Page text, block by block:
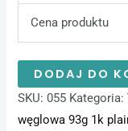
Cena produktu
DODAJ DO
SKU:055 Kategoria:
węglowa 93g 1k